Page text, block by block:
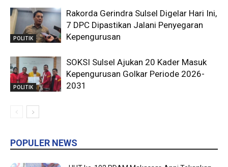
POLITIK
Rakorda Gerindra Sulsel Digelar Hari Ini,
7 DPC Dipastikan Jalani Penyegaran
Kepengurusan
POLITIK
SOKSI Sulsel Ajukan 20 Kader Masuk
Kepengurusan Golkar Periode 2026-
2031
POPULER NEWS